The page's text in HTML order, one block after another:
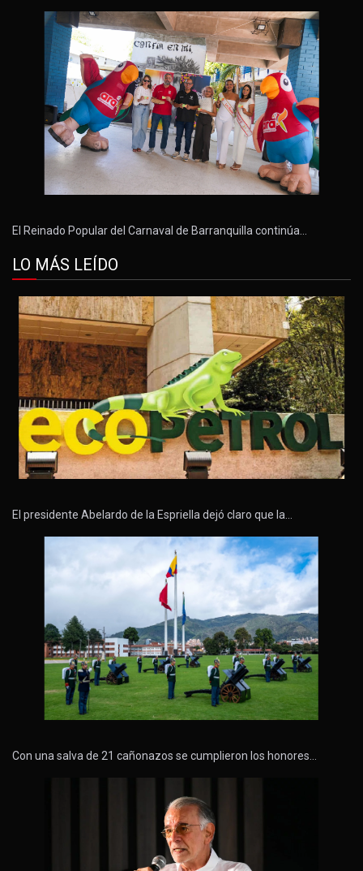
El Reinado Popular del Carnaval de Barranquilla continúa…
LO MÁS LEÍDO
El presidente Abelardo de la Espriella dejó claro que la…
Con una salva de 21 cañonazos se cumplieron los honores…